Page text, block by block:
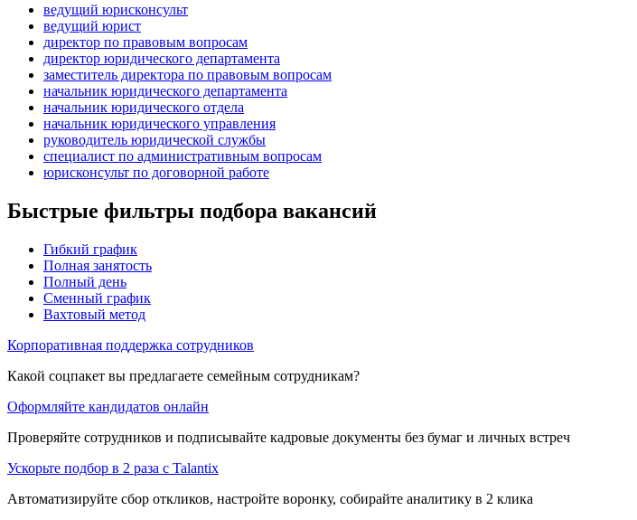
ведущий юрисконсульт
ведущий юрист
директор по правовым вопросам
директор юридического департамента
заместитель директора по правовым вопросам
начальник юридического департамента
начальник юридического отдела
начальник юридического управления
руководитель юридической службы
специалист по административным вопросам
юрисконсульт по договорной работе
Быстрые фильтры подбора вакансий
Гибкий график
Полная занятость
Полный день
Сменный график
Вахтовый метод
Корпоративная поддержка сотрудников
Какой соцпакет вы предлагаете семейным сотрудникам?
Оформляйте кандидатов онлайн
Проверяйте сотрудников и подписывайте кадровые документы без бумаг и личных встреч
Ускорьте подбор в 2 раза с Talantix
Автоматизируйте сбор откликов, настройте воронку, собирайте аналитику в 2 клика